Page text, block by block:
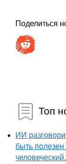
Поделиться
Топ
ИИ
быть